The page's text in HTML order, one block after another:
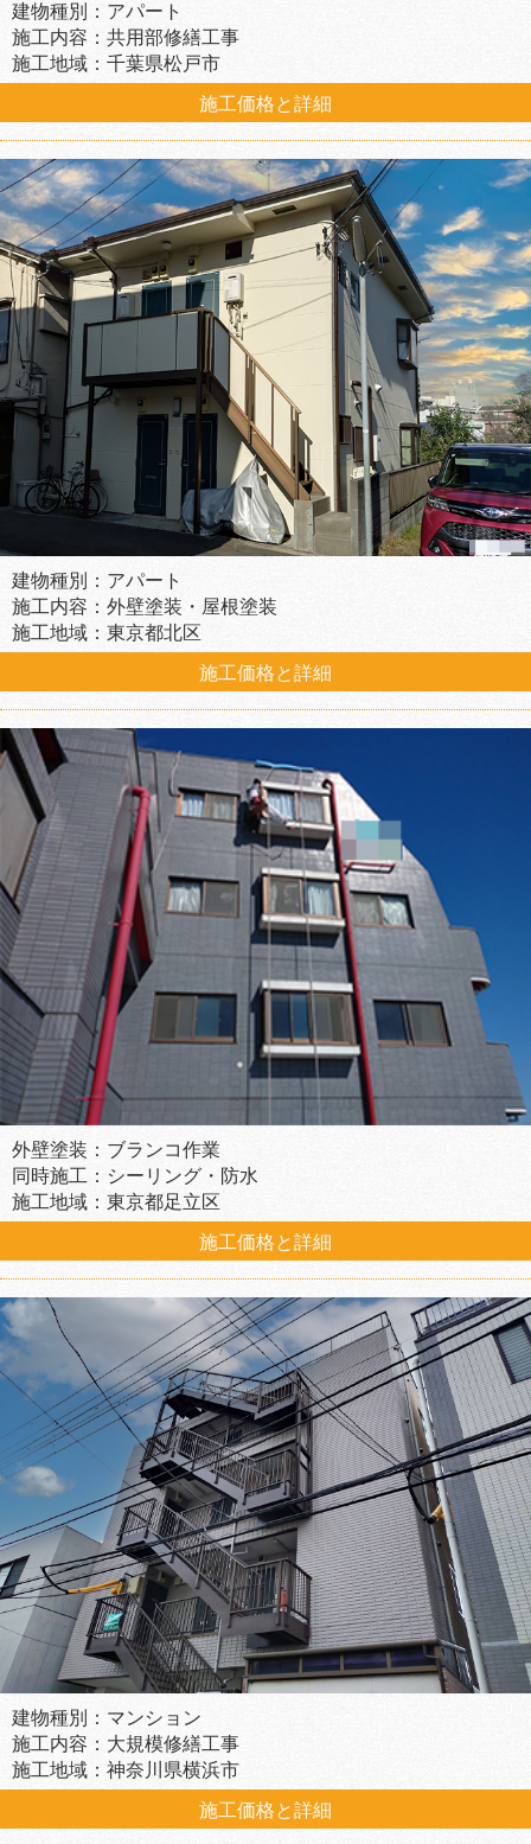
建物種別：アパート
施工内容：共用部修繕工事
施工地域：千葉県松戸市
施工価格と詳細
建物種別：アパート
施工内容：外壁塗装・屋根塗装
施工地域：東京都北区
施工価格と詳細
外壁塗装：ブランコ作業
同時施工：シーリング・防水
施工地域：東京都足立区
施工価格と詳細
建物種別：マンション
施工内容：大規模修繕工事
施工地域：神奈川県横浜市
施工価格と詳細